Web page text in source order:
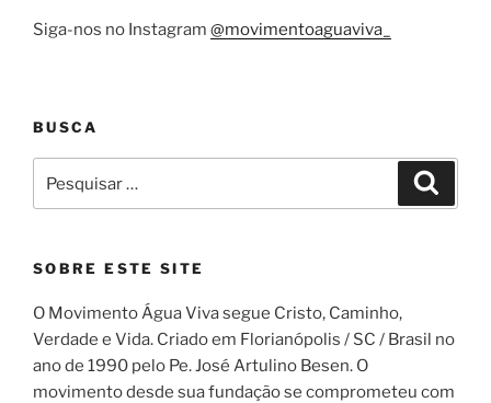
Siga-nos no Instagram @movimentoaguaviva_
BUSCA
por:
SOBRE ESTE SITE
O Movimento Água Viva segue Cristo, Caminho,
Verdade e Vida. Criado em Florianópolis / SC / Brasil no
ano de 1990 pelo Pe. José Artulino Besen. O
movimento desde sua fundação se comprometeu com